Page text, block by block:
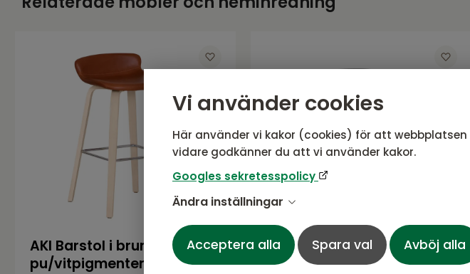
Vi använder cookies
Här använder vi kakor (cookies) för att
vidare godkänner du att vi använder kakor.
Googles sekretesspolicy
Ändra inställningar
Acceptera alla Spara val Avböj alla
AKI Barstol i brun
pu/vitpigmenterad ek
AKI Barstol i svart pu/svart
underrede